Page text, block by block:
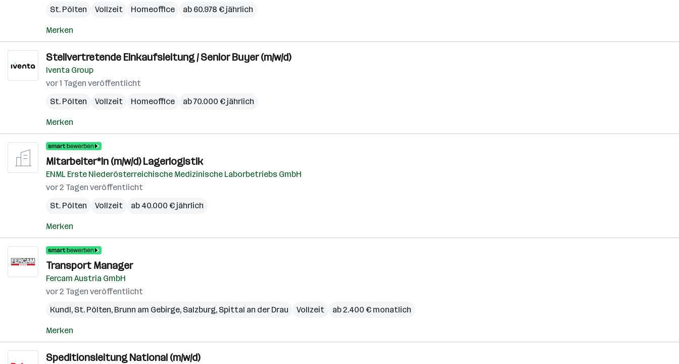
St. Pölten
Vollzeit Homeoffice ab 60.978 € jährlich
Merken
Stellvertretende Einkaufsleitung / Senior Buyer (m/w/d)
Iventa Group
vor 1 Tagen veröffentlicht
St. Pölten
Vollzeit Homeoffice ab 70.000 € jährlich
Merken
Mitarbeiter*in (m/w/d) Lagerlogistik
ENML Erste Niederösterreichische Medizinische Laborbetriebs GmbH
vor 2 Tagen veröffentlicht
St. Pölten
Vollzeit ab 40.000 € jährlich
Merken
Transport Manager
Fercam Austria GmbH
vor 2 Tagen veröffentlicht
Kundl, St. Pölten, Brunn am Gebirge, Salzburg, Spittal an der Drau Vollzeit ab 2.400 € monatlich
Merken
Speditionsleitung National (m/w/d)